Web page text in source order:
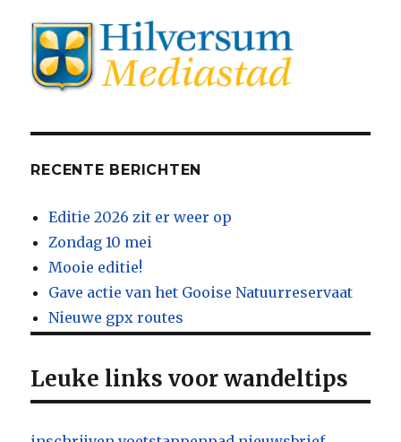
RECENTE BERICHTEN
Editie 2026 zit er weer op
Zondag 10 mei
Mooie editie!
Gave actie van het Gooise Natuurreservaat
Nieuwe gpx routes
Leuke links voor wandeltips